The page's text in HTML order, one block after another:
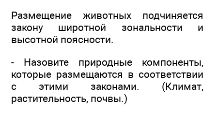
Размещение животных подчиняется
закону широтной зональности и
высотной поясности.
- Назовите природные компоненты,
которые размещаются в соответствии
с этими законами. (Климат,
растительность, почвы.)